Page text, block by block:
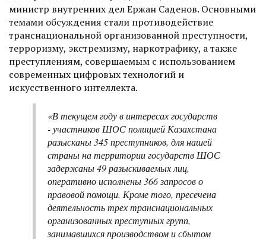
министр внутренних делЕржан Саденов. Основными
темами обсуждения стали противодействие
транснациональной организованной преступности,
терроризму, экстремизму, наркотрафику, а также
преступлениям, совершаемым с использованием
современных цифровых технологий и
искусственного интеллекта.
«В текущем году в интересах государств
- участников ШОС полицией Казахстана
разысканы 345 преступников, для нашей
страны на территории государств ШОС
задержаны 49 разыскиваемых лиц,
оперативно исполнены 366 запросов о
правовой помощи. Кроме того, пресечена
деятельность трех транснациональных
организованных преступных групп,
занимавшихся производством и сбытом